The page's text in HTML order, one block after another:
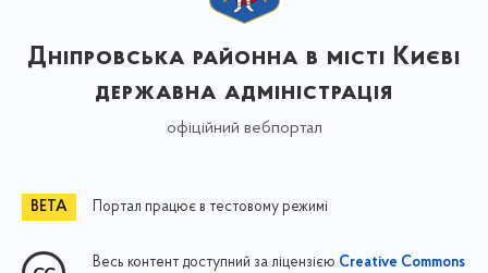
Дніпровська районна в місті Києві
державна адміністрація
офіційний вебпортал
Портал працює в тестовому режимі
Весь контент доступний за ліцензією Creative Commons